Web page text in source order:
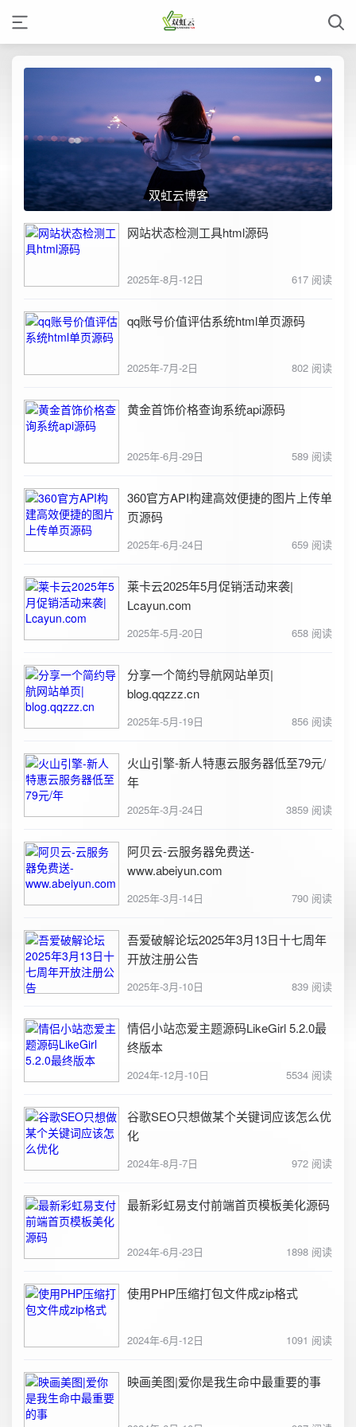
双虹云博客
网站状态检测工具html源码
2025年-8月-12日 617 阅读
qq账号价值评估系统html单页源码
2025年-7月-2日 802 阅读
黄金首饰价格查询系统api源码
2025年-6月-29日 589 阅读
360官方API构建高效便捷的图片上传单
页源码
2025年-6月-24日 659 阅读
莱卡云2025年5月促销活动来袭|
Lcayun.com
2025年-5月-20日 658 阅读
分享一个简约导航网站单页|
blog.qqzzz.cn
2025年-5月-19日 856 阅读
火山引擎-新人特惠云服务器低至79元/
年
2025年-3月-24日 3859 阅读
阿贝云-云服务器免费送-
www.abeiyun.com
2025年-3月-14日 790 阅读
吾爱破解论坛2025年3月13日十七周年
开放注册公告
2025年-3月-10日 839 阅读
情侣小站恋爱主题源码LikeGirl 5.2.0最
终版本
2024年-12月-10日 5534 阅读
谷歌SEO只想做某个关键词应该怎么优
化
2024年-8月-7日 972 阅读
最新彩虹易支付前端首页模板美化源码
2024年-6月-23日 1898 阅读
使用PHP压缩打包文件成zip格式
2024年-6月-12日 1091 阅读
映画美图|爱你是我生命中最重要的事